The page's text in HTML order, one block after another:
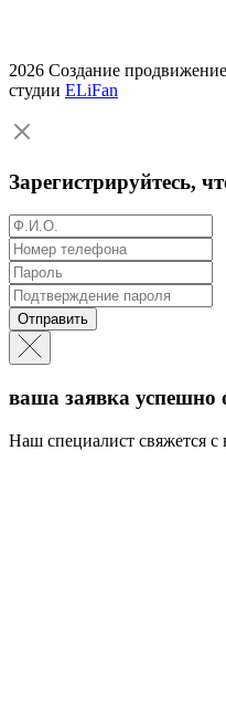
2026 Создание
студии ELiFan
Зарегистрируйтесь,
Отправить
ваша заявка успешно
Наш специалист свяжется